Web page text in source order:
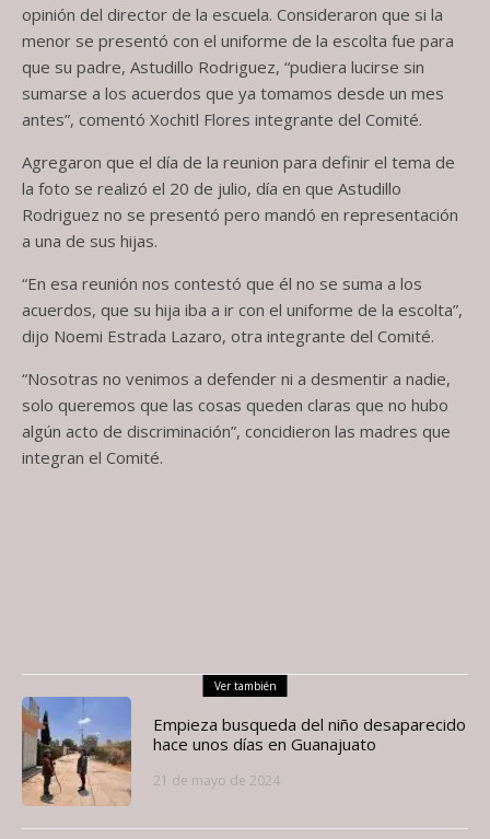
opinión del director de la escuela. Consideraron que si la
menor se presentó con el uniforme de la escolta fue para
que su padre, Astudillo Rodriguez, “pudiera lucirse sin
sumarse a los acuerdos que ya tomamos desde un mes
antes”, comentó Xochitl Flores integrante del Comité.
Agregaron que el día de la reunion para definir el tema de
la foto se realizó el 20 de julio, día en que Astudillo
Rodriguez no se presentó pero mandó en representación
a una de sus hijas.
“En esa reunión nos contestó que él no se suma a los
acuerdos, que su hija iba a ir con el uniforme de la escolta”,
dijo Noemi Estrada Lazaro, otra integrante del Comité.
“Nosotras no venimos a defender ni a desmentir a nadie,
solo queremos que las cosas queden claras que no hubo
algún acto de discriminación”, concidieron las madres que
integran el Comité.
Ver también
Empieza busqueda del niño desaparecido
hace unos días en Guanajuato
21 de mayo de 2024